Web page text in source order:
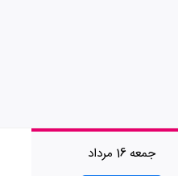
جمعه 16 مرداد